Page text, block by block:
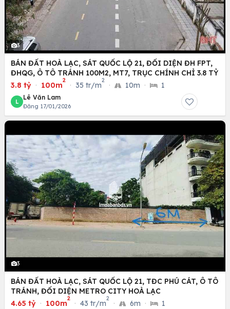
3
BÁN ĐẤT HOÀ LẠC, SÁT QUỐC LỘ 21, ĐỐI DIỆN ĐH FPT,
ĐHQG, Ô TÔ TRÁNH 100M2, MT7, TRỤC CHÍNH CHỈ 3.8 TỶ
3.8 tỷ · 100m
2
· 35 tr/m
2
· 10m · 1
L
Lê Văn Lam
Đăng 17/01/2026
3
BÁN ĐẤT HOÀ LẠC, SÁT QUỐC LỘ 21, TĐC PHÚ CÁT, Ô TÔ
TRÁNH, ĐỐI DIỆN METRO CITY HOÀ LẠC
4.65 tỷ · 100m
2
· 43 tr/m
2
· 6m · 1